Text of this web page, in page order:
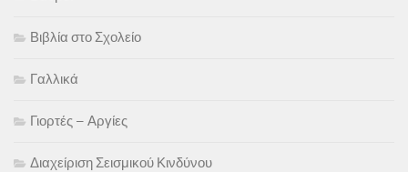
Βιβλία στο Σχολείο
Γαλλικά
Γιορτές – Αργίες
Διαχείριση Σεισμικού Κινδύνου